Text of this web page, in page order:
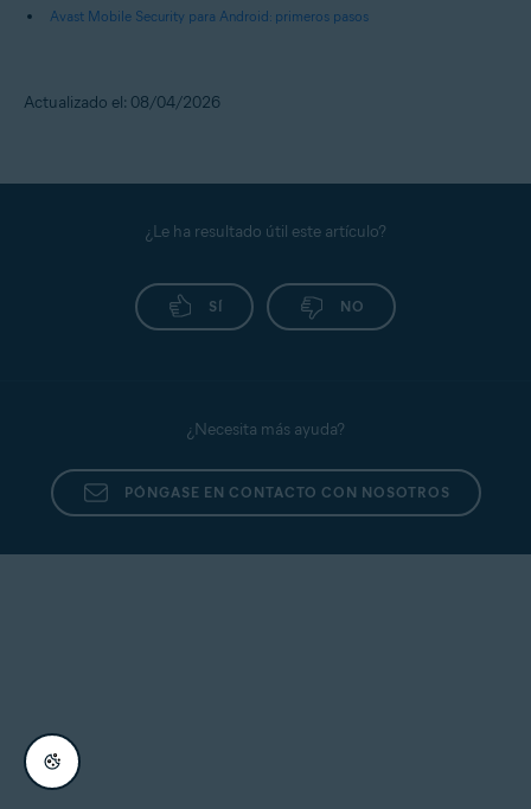
Avast Mobile Security para Android: primeros pasos
Actualizado el: 08/04/2026
¿Le ha resultado útil este artículo?
SÍ NO
¿Necesita más ayuda?
PÓNGASE EN CONTACTO CON NOSOTROS